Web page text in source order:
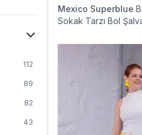
112
89
82
43
Mexico Superblue
Sokak Tarzı Bol